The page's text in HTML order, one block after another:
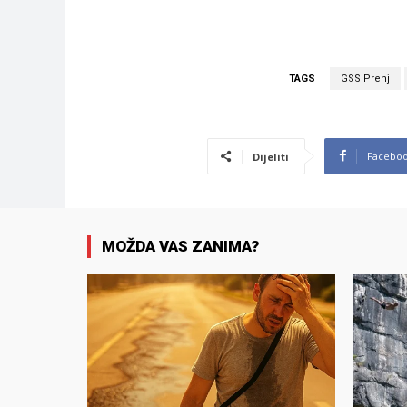
TAGS GSS Prenj
Dijeliti
MOŽDA VAS ZANIMA?